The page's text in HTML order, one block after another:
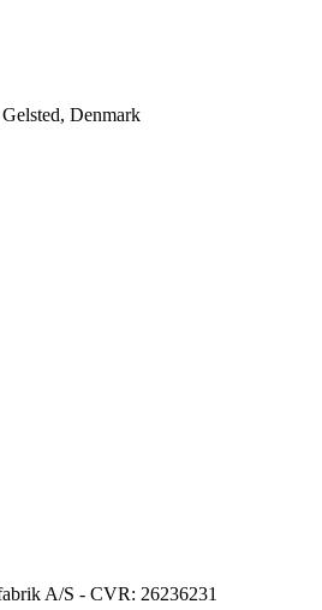
Denmark
A/S - CVR: 26236231